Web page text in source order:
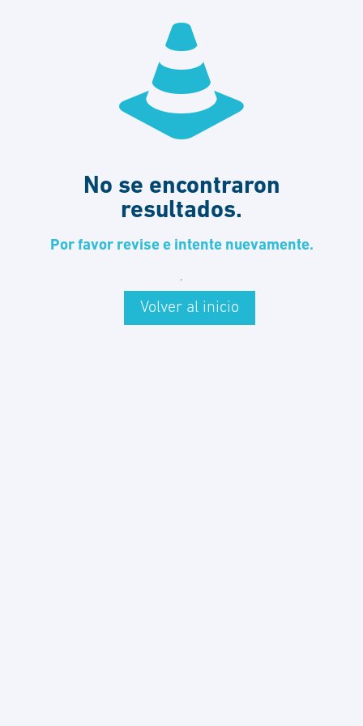
No se encontraron
resultados.
Por favor revise e intente nuevamente.
.
Volver al inicio